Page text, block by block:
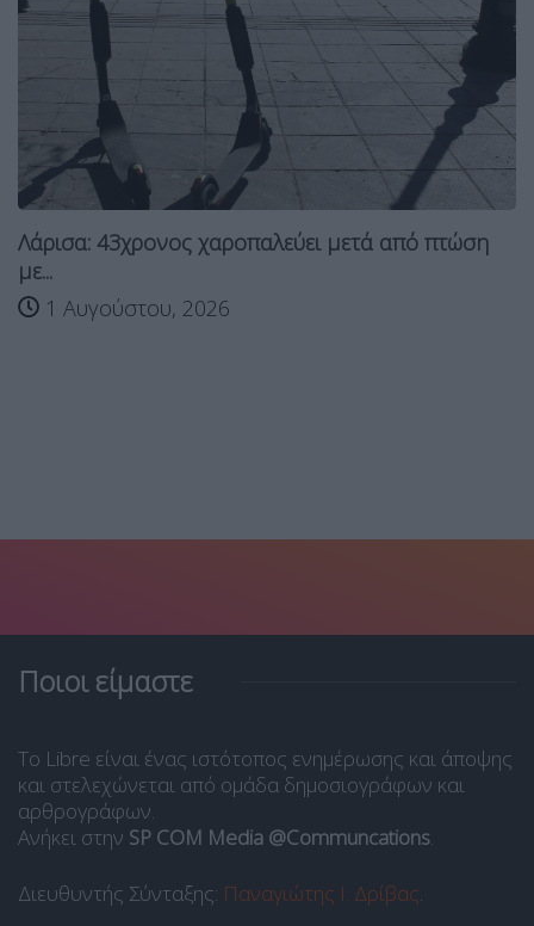
Λάρισα: 43χρονος χαροπαλεύει μετά από πτώση
με...
1 Αυγούστου, 2026
Ποιοι είμαστε
Το Libre είναι ένας ιστότοπος ενημέρωσης και άποψης
και στελεχώνεται από ομάδα δημοσιογράφων και
αρθρογράφων.
Ανήκει στην SP COM Media @Communcations.
Διευθυντής Σύνταξης: Παναγιώτης Ι. Δρίβας.